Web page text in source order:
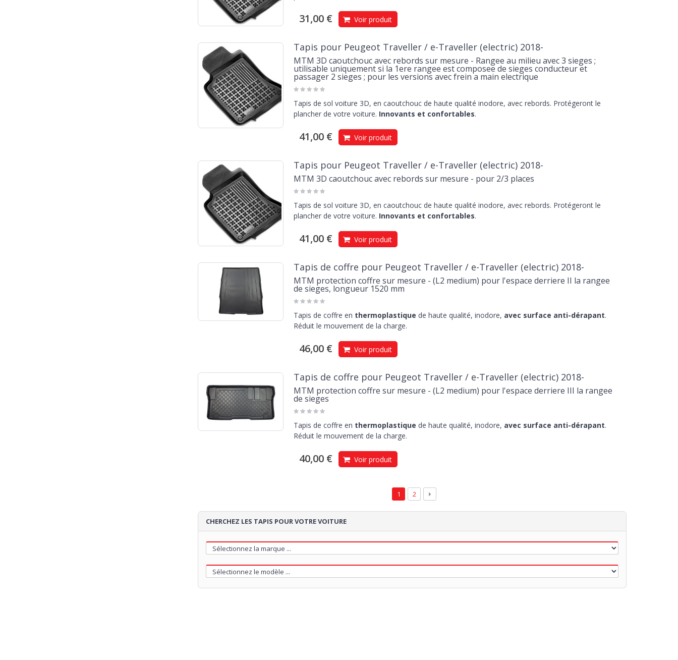
31,00 € Voir produit
Tapis pour Peugeot Traveller / e-Traveller (electric) 2018-
MTM 3D caoutchouc avec rebords sur mesure - Rangee au milieu avec 3 sieges ;
utilisable uniquement si la 1ere rangee est composee de sieges conducteur et
passager 2 sieges ; pour les versions avec frein a main electrique
Tapis de sol voiture 3D, en caoutchouc de haute qualité inodore, avec rebords. Protégeront le
plancher de votre voiture. Innovants et confortables.
41,00 € Voir produit
Tapis pour Peugeot Traveller / e-Traveller (electric) 2018-
MTM 3D caoutchouc avec rebords sur mesure - pour 2/3 places
Tapis de sol voiture 3D, en caoutchouc de haute qualité inodore, avec rebords. Protégeront le
plancher de votre voiture. Innovants et confortables.
41,00 € Voir produit
Tapis de coffre pour Peugeot Traveller / e-Traveller (electric) 2018-
MTM protection coffre sur mesure - (L2 medium) pour l'espace derriere II la rangee
de sieges, longueur 1520 mm
Tapis de coffre en thermoplastique de haute qualité, inodore, avec surface anti-dérapant.
Réduit le mouvement de la charge.
46,00 € Voir produit
Tapis de coffre pour Peugeot Traveller / e-Traveller (electric) 2018-
MTM protection coffre sur mesure - (L2 medium) pour l'espace derriere III la rangee
de sieges
Tapis de coffre en thermoplastique de haute qualité, inodore, avec surface anti-dérapant.
Réduit le mouvement de la charge.
40,00 € Voir produit
1 2
CHERCHEZ LES TAPIS POUR VOTRE VOITURE